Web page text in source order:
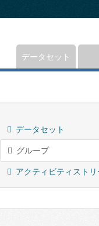
データセット
データセット
グループ
アクティビティスト